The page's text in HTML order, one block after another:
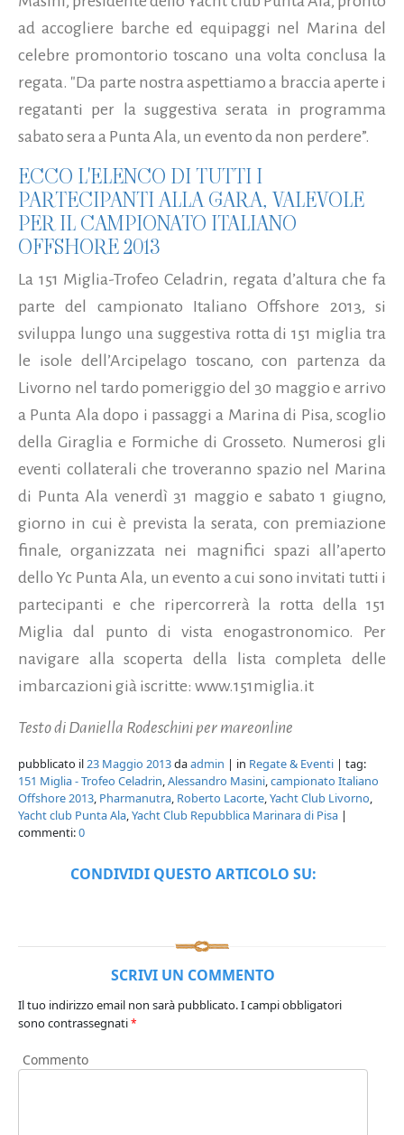
ad accogliere barche ed equipaggi nel Marina del
celebre promontorio toscano una volta conclusa la
regata. "Da parte nostra aspettiamo a braccia aperte i
regatanti per la suggestiva serata in programma
sabato sera a Punta Ala, un evento da non perdere”.
ECCO L'ELENCO DI TUTTI I
PARTECIPANTI ALLA GARA, VALEVOLE
PER IL CAMPIONATO ITALIANO
OFFSHORE 2013
La 151 Miglia-Trofeo Celadrin, regata d’altura che fa
parte del campionato Italiano Offshore 2013, si
sviluppa lungo una suggestiva rotta di 151 miglia tra
le isole dell’Arcipelago toscano, con partenza da
Livorno nel tardo pomeriggio del 30 maggio e arrivo
a Punta Ala dopo i passaggi a Marina di Pisa, scoglio
della Giraglia e Formiche di Grosseto. Numerosi gli
eventi collaterali che troveranno spazio nel Marina
di Punta Ala venerdì 31 maggio e sabato 1 giugno,
giorno in cui è prevista la serata, con premiazione
finale, organizzata nei magnifici spazi all’aperto
dello Yc Punta Ala, un evento a cui sono invitati tutti i
partecipanti e che ripercorrerà la rotta della 151
Miglia dal punto di vista enogastronomico. Per
navigare alla scoperta della lista completa delle
imbarcazioni già iscritte: www.151miglia.it
Testo di Daniella Rodeschini per mareonline
pubblicato il23 Maggio 2013daadmin | in Regate & Eventi | tag:
151 Miglia - Trofeo Celadrin,Alessandro Masini,campionato Italiano
Offshore 2013, Pharmanutra, Roberto Lacorte,Yacht Club Livorno,
Yacht club Punta Ala,Yacht Club Repubblica Marinara di Pisa |
commenti:0
CONDIVIDI QUESTO ARTICOLO SU:
SCRIVI UN COMMENTO
Il tuo indirizzo email non sarà pubblicato.I campi obbligatori
sono contrassegnati*
Commento